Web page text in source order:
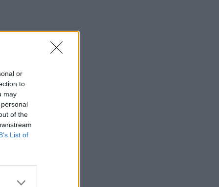
or
to
may
of the
List of